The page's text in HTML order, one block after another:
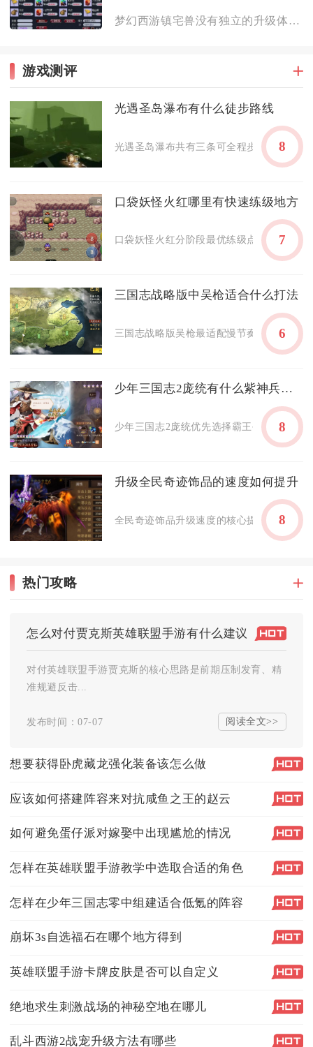
梦幻西游镇宅兽没有独立的升级体系，想要提升镇宅兽带来的庭院加...
游戏测评
光遇圣岛瀑布有什么徒步路线
光遇圣岛瀑布共有三条可全程步行的徒步
8
口袋妖怪火红哪里有快速练级地方
口袋妖怪火红分阶段最优练级点位：前期
7
三国志战略版中吴枪适合什么打法
三国志战略版吴枪最适配慢节奏持久战、
6
少年三国志2庞统有什么紫神兵可以选择
少年三国志2庞统优先选择霸王手戟、星彩
8
升级全民奇迹饰品的速度如何提升
全民奇迹饰品升级速度的核心提升方式，
8
热门攻略
怎么对付贾克斯英雄联盟手游有什么建议
对付英雄联盟手游贾克斯的核心思路是前期压制发育、精
准规避反击...
发布时间：07-07 阅读全文>>
想要获得卧虎藏龙强化装备该怎么做
应该如何搭建阵容来对抗咸鱼之王的赵云
如何避免蛋仔派对嫁娶中出现尴尬的情况
怎样在英雄联盟手游教学中选取合适的角色
怎样在少年三国志零中组建适合低氪的阵容
崩坏3s自选福石在哪个地方得到
英雄联盟手游卡牌皮肤是否可以自定义
绝地求生刺激战场的神秘空地在哪儿
乱斗西游2战宠升级方法有哪些